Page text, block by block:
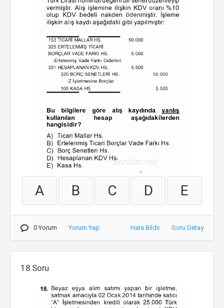
A B C D E
0 Yorum Yorum Yap Hata Bildir Soru Detay
18.Soru